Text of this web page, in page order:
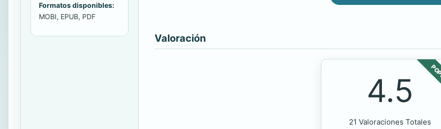
Formatos disponibles:
MOBI, EPUB, PDF
Valoración
4.5
21 Valoraciones Totales